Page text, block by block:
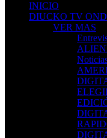
INICIO
DIUCKO TV
VER MAS